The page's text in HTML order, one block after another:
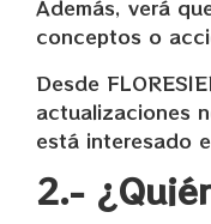
Además, verá
conceptos o
Desde
actualizaciones
está interesado
2.-